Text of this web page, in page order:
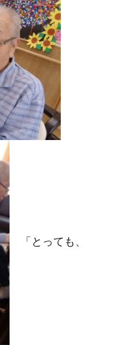
「とっても、